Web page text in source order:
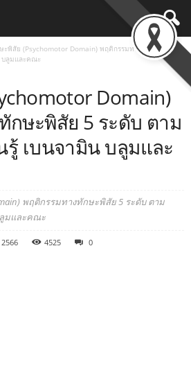
ะพิสัย (Psychomotor Domain) พฤติกรรมทางทักษะพิสัย 5
บลูมและคณะ
Domain)
กษะพิสัย 5 ระดับ ตาม
รู้ เบนจามิน บลูมและ
พฤติกรรมทางทักษะพิสัย 5 ระดับ ตาม
มและคณะ
4525 0